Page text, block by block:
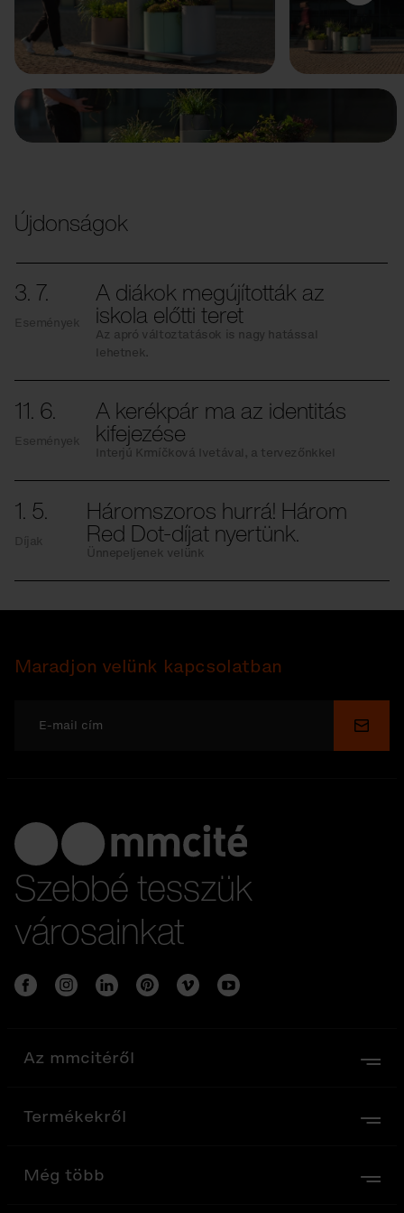
Következő
Újdonságok
3. 7.
Események
A diákok megújították az
iskola előtti teret
Az apró változtatások is nagy hatással
lehetnek.
11. 6.
Események
A kerékpár ma az identitás
kifejezése
Interjú Krmíčková Ivetával, a tervezőnkkel
1. 5.
Díjak
Háromszoros hurrá! Három
Red Dot-díjat nyertünk.
Ünnepeljenek velünk
Maradjon velünk kapcsolatban
Szebbé tesszük
városainkat
Az mmcitéről
Termékekről
Még több